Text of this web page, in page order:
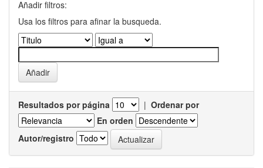
Añadir filtros:
Usa los filtros para afinar la busqueda.
Resultados por página | Ordenar por
En orden
Autor/registro